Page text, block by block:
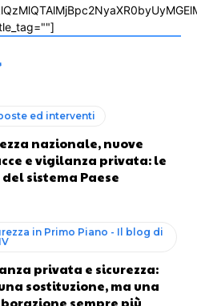
ed interventi
nazionale, nuove
e vigilanza privata: le
sistema Paese
in Primo Piano - Il blog di
privata e sicurezza:
sostituzione, ma una